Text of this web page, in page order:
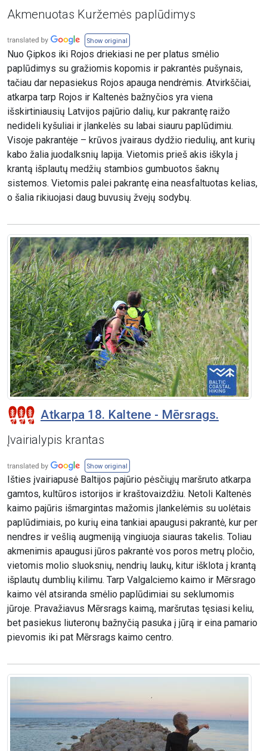
Akmenuotas Kuržemės paplūdimys
Show original
Nuo Ģipkos iki Rojos driekiasi ne per platus smėlio
paplūdimys su gražiomis kopomis ir pakrantės pušynais,
tačiau dar nepasiekus Rojos apauga nendrėmis. Atvirkščiai,
atkarpa tarp Rojos ir Kaltenės bažnyčios yra viena
išskirtiniausių Latvijos pajūrio dalių, kur pakrantę raižo
nedideli kyšuliai ir įlankelės su labai siauru paplūdimiu.
Visoje pakrantėje – krūvos įvairaus dydžio riedulių, ant kurių
kabo žalia juodalksnių lapija. Vietomis prieš akis iškyla į
krantą išplautų medžių stambios gumbuotos šaknų
sistemos. Vietomis palei pakrantę eina neasfaltuotas kelias,
o šalia rikiuojasi daug buvusių žvejų sodybų.
Atkarpa 18. Kaltene - Mērsrags.
Įvairialypis krantas
Show original
Išties įvairiapusė Baltijos pajūrio pėsčiųjų maršruto atkarpa
gamtos, kultūros istorijos ir kraštovaizdžiu. Netoli Kaltenės
kaimo pajūris išmargintas mažomis įlankelėmis su uolėtais
paplūdimiais, po kurių eina tankiai apaugusi pakrantė, kur per
nendres ir vešlią augmeniją vingiuoja siauras takelis. Toliau
akmenimis apaugusi jūros pakrantė vos poros metrų pločio,
vietomis molio sluoksnių, nendrių laukų, kitur išklota į krantą
išplautų dumblių kilimu. Tarp Valgalciemo kaimo ir Mērsrago
kaimo vėl atsiranda smėlio paplūdimiai su seklumomis
jūroje. Pravažiavus Mērsrags kaimą, maršrutas tęsiasi keliu,
bet pasiekus liuteronų bažnyčią pasuka į jūrą ir eina pamario
pievomis iki pat Mērsrags kaimo centro.